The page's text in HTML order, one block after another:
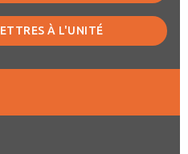
À L'UNITÉ